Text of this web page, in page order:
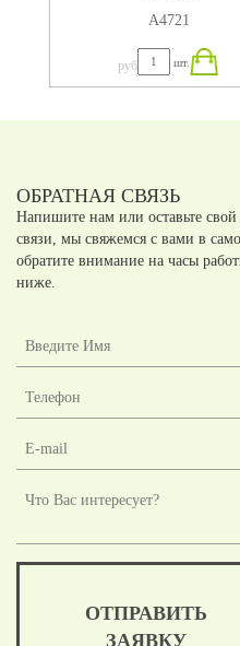
А4721
руб шт.
ОБРАТНАЯ СВЯЗЬ
Напишите нам или оставьте
связи, мы свяжемся с вами в
обратите внимание на часы
ниже.
ОТПРАВИТЬ
ЗАЯВКУ